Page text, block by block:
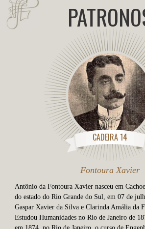
CADEIRA 14
Fontoura Xavier
Antônio da Fontoura Xavier nasceu em
do estado do Rio Grande do Sul, em 07 de
Gaspar Xavier da Silva e Clarinda Amália da
Estudou Humanidades no Rio de Janeiro de